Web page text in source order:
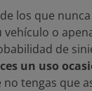
los que
vehículo o
de
un uso
tengas que